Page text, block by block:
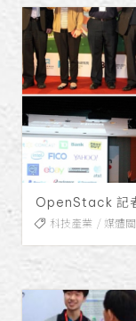
OpenStack 記
科技產業 媒體